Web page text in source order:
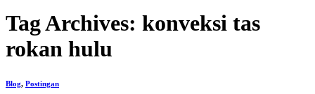
Tag Archives: konveksi tas
rokan hulu
Blog, Postingan